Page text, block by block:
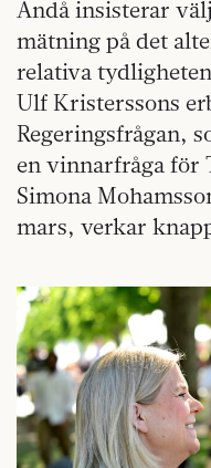
Ändå insisterar
mätning på det
relativa
Ulf Kristerssons
Regeringsfrågan,
en vinnarfråga för
Simona
mars, verkar